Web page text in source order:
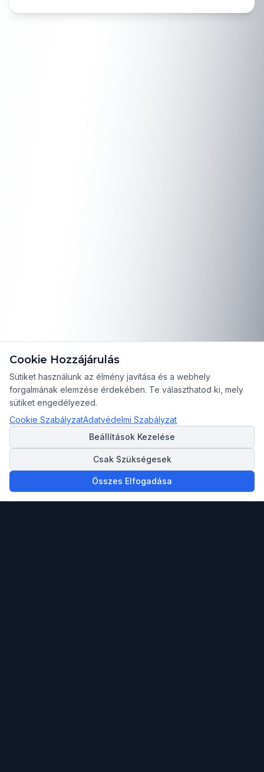
Cookie Hozzájárulás
Sütiket használunk az élmény javítása és a webhely
forgalmának elemzése érdekében. Te választhatod ki, mely
sütiket engedélyezed.
Cookie SzabályzatAdatvédelmi Szabályzat
Beállítások Kezelése
Csak Szükségesek
Összes Elfogadása